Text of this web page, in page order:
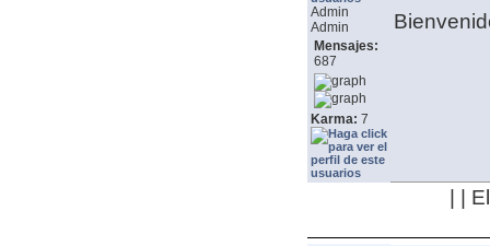
Admin
Admin
Mensajes:
687
Karma: 7
| |